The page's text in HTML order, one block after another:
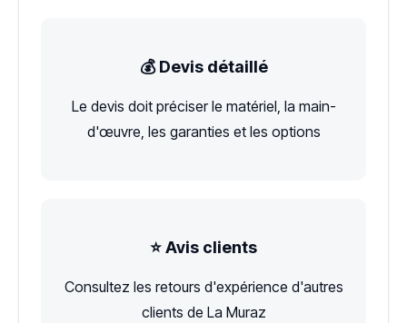
💰 Devis détaillé
Le devis doit préciser le matériel, la main-
d'œuvre, les garanties et les options
⭐ Avis clients
Consultez les retours d'expérience d'autres
clients de La Muraz